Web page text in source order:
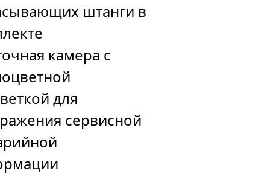
штанги в
камера с
для
сервисной